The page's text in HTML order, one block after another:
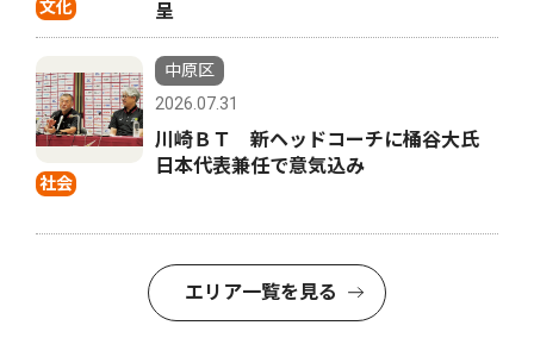
文化
呈
社会
中原区
2026.07.31
川崎ＢＴ 新ヘッドコーチに桶谷大氏
日本代表兼任で意気込み
エリア一覧を見る